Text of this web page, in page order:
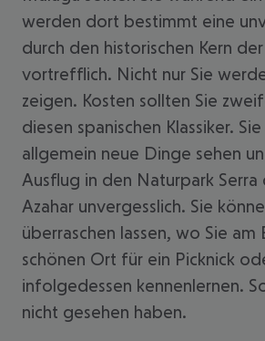
werden dort bestimmt eine
durch den historischen Kern
vortrefflich. Nicht nur Sie
zeigen. Kosten sollten Sie
diesen spanischen Klassiker.
allgemein neue Dinge sehen
Ausflug in den Naturpark
Azahar unvergesslich. Sie
überraschen lassen, wo Sie
schönen Ort für ein Picknick
infolgedessen kennenlernen.
nicht gesehen haben.